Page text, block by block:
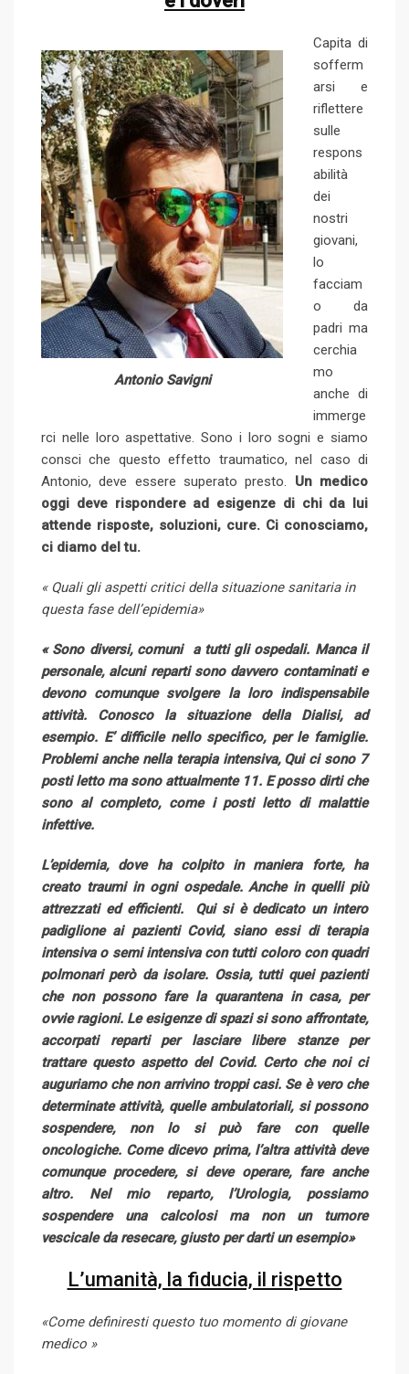
Antonio Savigni
Capita di
sofferm
arsi e
riflettere
sulle
respons
abilità
dei
nostri
giovani,
lo
facciam
o da
padri ma
cerchia
mo
anche di
immerge
rci nelle loro aspettative. Sono i loro sogni e siamo
consci che questo effetto traumatico, nel caso di
Antonio, deve essere superato presto. Un medico
oggi deve rispondere ad esigenze di chi da lui
attende risposte, soluzioni, cure. Ci conosciamo,
ci diamo del tu.
« Quali gli aspetti critici della situazione sanitaria in
questa fase dell’epidemia»
« Sono diversi, comuni a tutti gli ospedali. Manca il
personale, alcuni reparti sono davvero contaminati e
devono comunque svolgere la loro indispensabile
attività. Conosco la situazione della Dialisi, ad
esempio. E’ difficile nello specifico, per le famiglie.
Problemi anche nella terapia intensiva, Qui ci sono 7
posti letto ma sono attualmente 11. E posso dirti che
sono al completo, come i posti letto di malattie
infettive.
L’epidemia, dove ha colpito in maniera forte, ha
creato traumi in ogni ospedale. Anche in quelli più
attrezzati ed efficienti. Qui si è dedicato un intero
padiglione ai pazienti Covid, siano essi di terapia
intensiva o semi intensiva con tutti coloro con quadri
polmonari però da isolare. Ossia, tutti quei pazienti
che non possono fare la quarantena in casa, per
ovvie ragioni. Le esigenze di spazi si sono affrontate,
accorpati reparti per lasciare libere stanze per
trattare questo aspetto del Covid. Certo che noi ci
auguriamo che non arrivino troppi casi. Se è vero che
determinate attività, quelle ambulatoriali, si possono
sospendere, non lo si può fare con quelle
oncologiche. Come dicevo prima, l’altra attività deve
comunque procedere, si deve operare, fare anche
altro. Nel mio reparto, l’Urologia, possiamo
sospendere una calcolosi ma non un tumore
vescicale da resecare, giusto per darti un esempio»
L’umanità, la fiducia, il rispetto
«Come definiresti questo tuo momento di giovane
medico »